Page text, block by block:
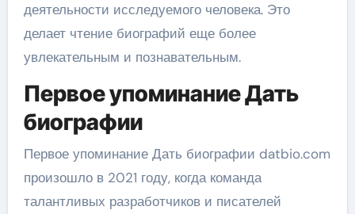
деятельности исследуемого человека. Это
делает чтение биографий еще более
увлекательным и познавательным.
Первое упоминание Дать
биографии
Первое упоминание Дать биографии datbio.com
произошло в 2021 году, когда команда
талантливых разработчиков и писателей